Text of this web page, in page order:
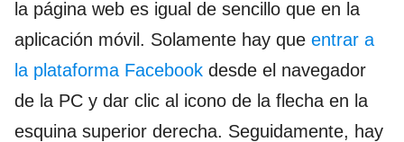
la página web es igual de sencillo que en la
aplicación móvil. Solamente hay que entrar a
la plataforma Facebook desde el navegador
de la PC y dar clic al icono de la flecha en la
esquina superior derecha. Seguidamente, hay